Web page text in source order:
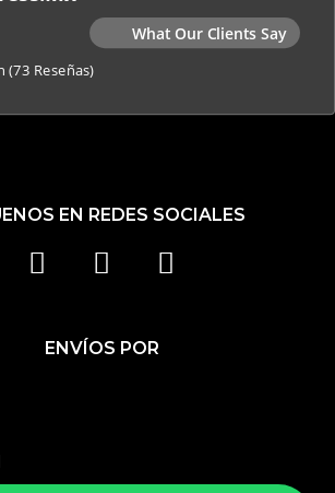
EN REDES SOCIALES
F
C
E
K
I
S
T
A
T
ENVÍOS POR
What Our Clients Say
(73 Reseñas)